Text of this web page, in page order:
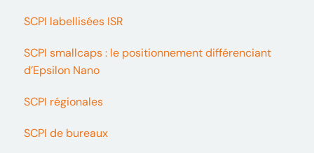
SCPI labellisées ISR
SCPI smallcaps : le positionnement différenciant
d’Epsilon Nano
SCPI régionales
SCPI de bureaux